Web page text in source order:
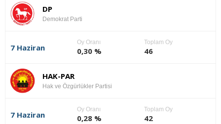
DP
Demokrat Parti
7 Haziran
Oy Oranı
0,30 %
Toplam Oy
46
HAK-PAR
Hak ve Özgürlükler Partisi
7 Haziran
Oy Oranı
0,28 %
Toplam Oy
42